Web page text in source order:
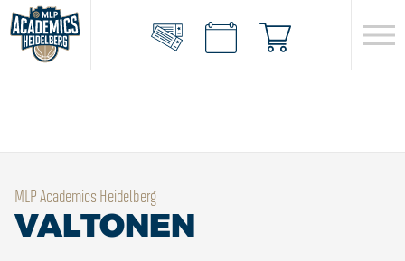
MLP Academics Heidelberg
VALTONEN